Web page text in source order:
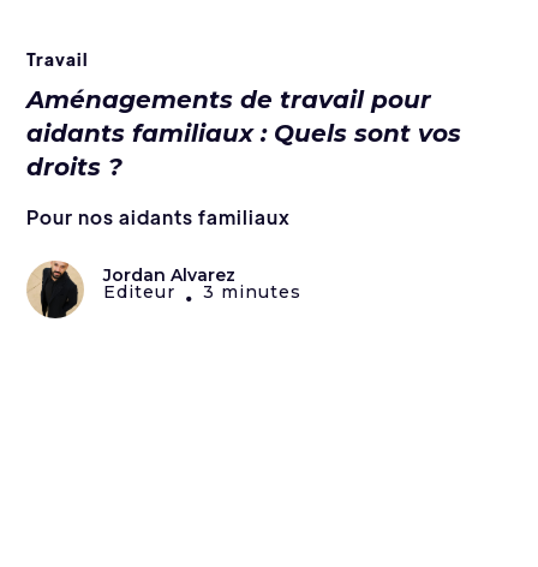
Travail
Aménagements de travail pour
aidants familiaux : Quels sont vos
droits ?
Pour nos aidants familiaux
Jordan Alvarez
Editeur • 3 minutes